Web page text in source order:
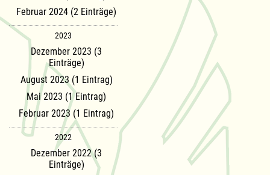
Februar 2024 (2 Einträge)
2023
Dezember 2023 (3
Einträge)
August 2023 (1 Eintrag)
Mai 2023 (1 Eintrag)
Februar 2023 (1 Eintrag)
2022
Dezember 2022 (3
Einträge)